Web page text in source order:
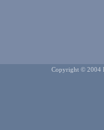
Copyright © 2004